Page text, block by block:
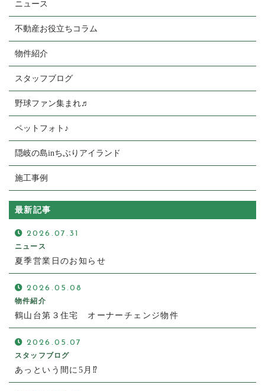
ニュース
不動産お役立ちコラム
物件紹介
スタッフブログ
野球ファン集まれ♬
ペットフォト♪
隠岐の島inちぶりアイランド
施工事例
最新記事
2026.07.31
ニュース
夏季営業日のお知らせ
2026.05.08
物件紹介
鶴山台第３住宅 オーナーチェンジ物件
2026.05.07
スタッフブログ
あっという間に5月⁉